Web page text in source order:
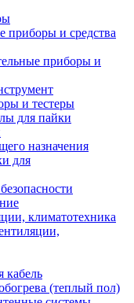
приборы и средства
приборы и
и тестеры
для пайки
назначения
для
климатотехника
кабель
(теплый пол)